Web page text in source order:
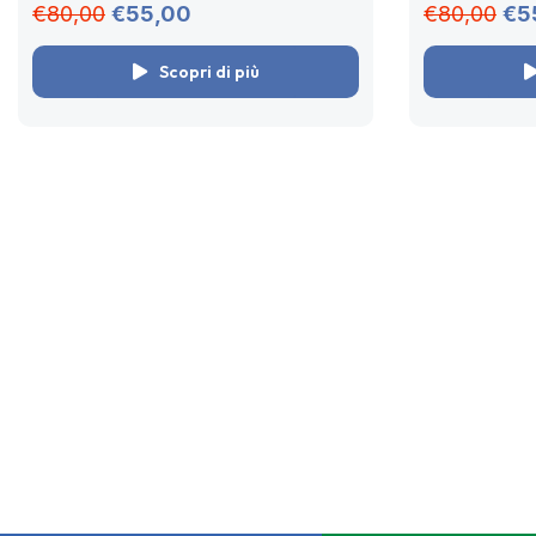
€80,00 €55,00
Scopri di più
🧑🏻‍💻 Corso
€80,00